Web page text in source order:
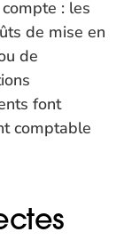
: les
de mise en
de
font
comptable